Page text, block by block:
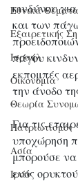
Εθνικά Θέματα
Εξαιρετικής
Ισραήλ
Οικονομία
Θεωρία
Πατριωτισμός
Ασία
Ιράν
κινδύνου
και των
πάγου
εκπομπές
την άνοδο
Για τις
υποχώρηση
μπορούσε να
ενός